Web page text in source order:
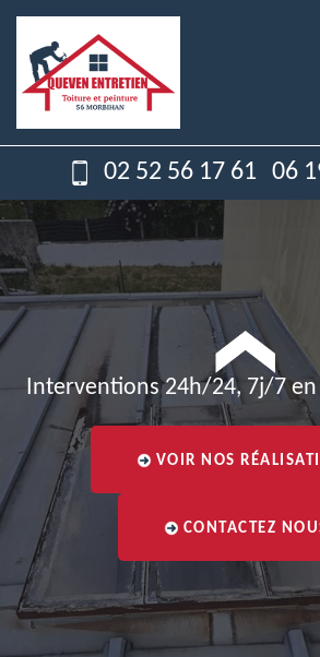
02 52 56 17 61 06
Interventions 24h/24, 7j/7 en
VOIR NOS
CONTACTEZ